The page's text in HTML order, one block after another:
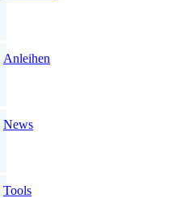
Anleihen
News
Tools